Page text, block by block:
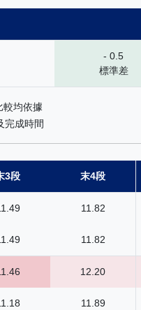
- 0.5
標準差
較均依據
完成時間
3段 末4段
11.82
11.82
12.20
11.89